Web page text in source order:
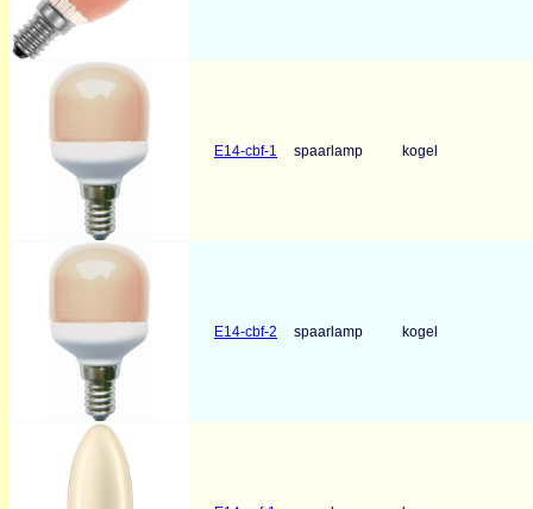
E14-cbf-1 spaarlamp kogel
E14-cbf-2 spaarlamp kogel